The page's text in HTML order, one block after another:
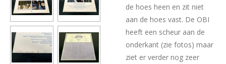
de hoes heen en zit niet
aan de hoes vast. De OBI
heeft een scheur aan de
onderkant (zie fotos) maar
ziet er verder nog zeer